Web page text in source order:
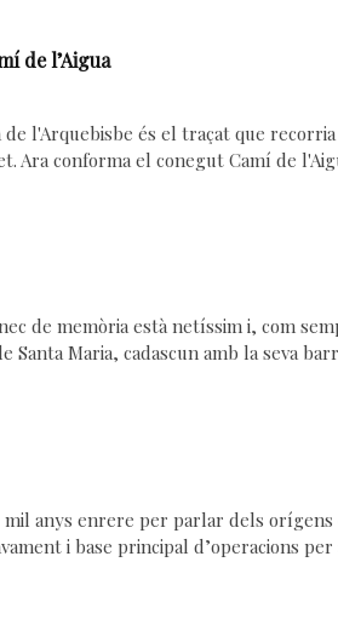
de l’Aigua
l'Arquebisbe és el traçat que
Ara conforma el conegut Camí de
de memòria està netíssim i, com
Santa Maria, cadascun amb la seva
anys enrere per parlar dels
i base principal d’operacions